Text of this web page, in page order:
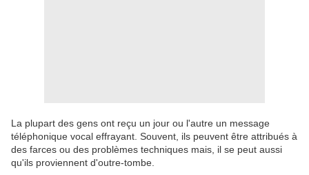
La plupart des gens ont reçu un jour ou l'autre un message
téléphonique vocal effrayant. Souvent, ils peuvent être attribués à
des farces ou des problèmes techniques mais, il se peut aussi
qu'ils proviennent d'outre-tombe.